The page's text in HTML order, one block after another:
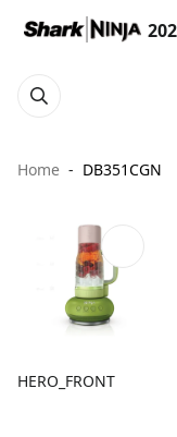
Home DB351CGN
HERO_FRONT